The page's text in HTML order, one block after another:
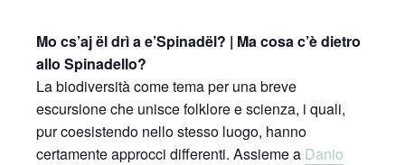
Mo cs’aj ël drì a e’Spinadël? | Ma cosa c’è dietro
allo Spinadello?
La biodiversità come tema per una breve
escursione che unisce folklore e scienza, i quali,
pur coesistendo nello stesso luogo, hanno
certamente approcci differenti. Assieme a Danio